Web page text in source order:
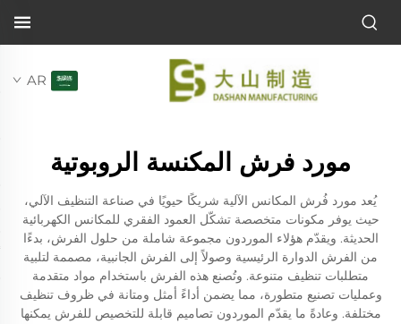
AR
مورد فرش المكنسة الروبوتية
يُعد مورد فُرش المكانس الآلية شريكًا حيويًا في صناعة التنظيف الآلي،
حيث يوفر مكونات متخصصة تشكّل العمود الفقري للمكانس الكهربائية
الحديثة. ويقدّم هؤلاء الموردون مجموعة شاملة من حلول الفرش، بدءًا
من الفرش الدوارة الرئيسية وصولاً إلى الفرش الجانبية، مصممة لتلبية
متطلبات تنظيف متنوعة. وتُصنع هذه الفرش باستخدام مواد متقدمة
وعمليات تصنيع متطورة، مما يضمن أداءً أمثل ومتانة في ظروف تنظيف
مختلفة. وعادةً ما يقدّم الموردون تصاميم قابلة للتخصيص للفرش يمكنها